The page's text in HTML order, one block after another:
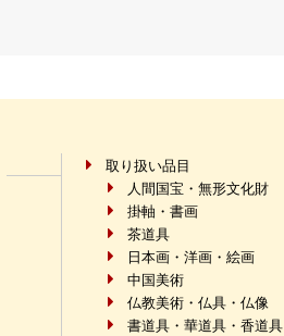
取り扱い品目
人間国宝・無形文化財
掛軸・書画
茶道具
日本画・洋画・絵画
中国美術
仏教美術・仏具・仏像
書道具・華道具・香道具